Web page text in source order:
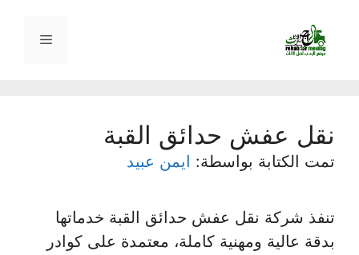
المحتوى
القائمة
نقل عفش حدائق القبة
تمت الكتابة بواسطة: ايمن عبيد
تنفذ شركة نقل عفش حدائق القبة خدماتها
بدقة عالية ومهنية كاملة، معتمدة على كوادر